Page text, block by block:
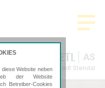
AS
in Hansestadt Stendal
Website neben
der Website
Betreiber-Cookies